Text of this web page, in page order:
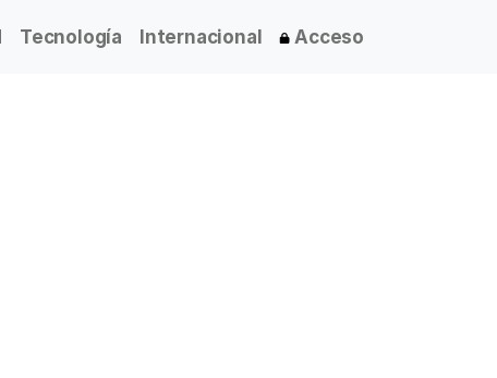
Tecnología Internacional Acceso